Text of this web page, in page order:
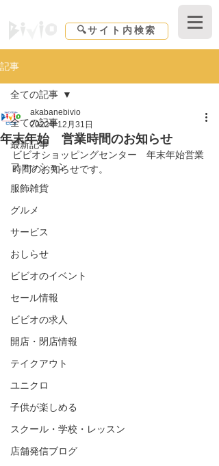
🔍サイト内検索
記事
全ての記事
最新記事
ファッション
服飾雑貨
グルメ
サービス
おしらせ
ビビオのイベント
セール情報
ビビオの求人
開店・閉店情報
テイクアウト
ユニクロ
子供が楽しめる
スクール・学校・レッスン
店舗発信ブログ
全ての記事
年末年始 営業時間のお知らせ
akabanebivio
2022年12月31日
ビビオショッピングセンター　年末年始営業
時間のお知らせです。